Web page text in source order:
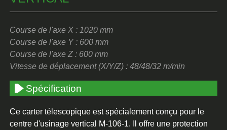
Course de l'axe X : 1020 mm
Course de l'axe Y : 600 mm
Course de l'axe Z : 600 mm
Vitesse de déplacement (X/Y/Z) : 48/48/32 m/min
Spécification
Ce carter télescopique est spécialement conçu pour le
centre d'usinage vertical M-106-1. Il offre une protection